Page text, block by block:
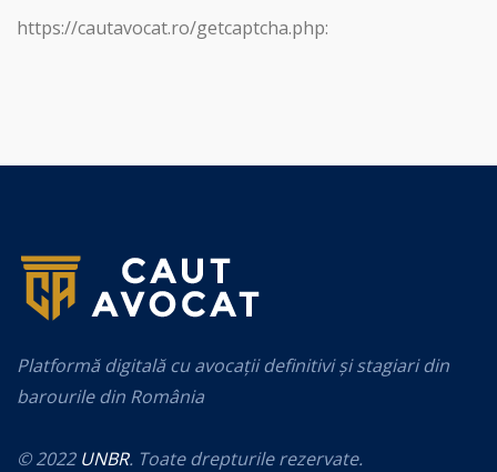
https://cautavocat.ro/getcaptcha.php:
Platformă digitală cu avocații definitivi și stagiari din
barourile din România
© 2022 UNBR. Toate drepturile rezervate.